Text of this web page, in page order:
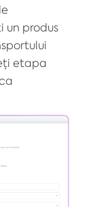
un produs
etapa